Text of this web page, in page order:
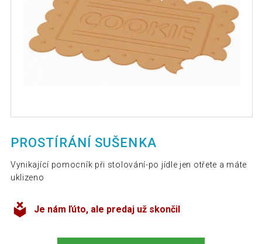
PROSTÍRÁNÍ SUŠENKA
Vynikající pomocník při stolování-po jídle jen otřete a máte
uklizeno
Je nám ľúto, ale predaj už skončil